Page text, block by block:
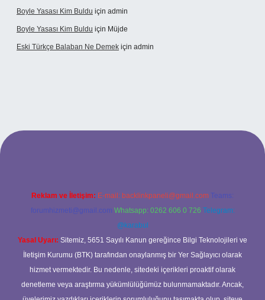
Boyle Yasası Kim Buldu için admin
Boyle Yasası Kim Buldu için Müjde
Eski Türkçe Balaban Ne Demek için admin
casino
Reklam ve İletişim: E-mail: backlinkpaneli@gmail.com Teams:
forumhizmeti@gmail.com Whatsapp: 0262 606 0 726 Telegram:
@karabul
Yasal Uyarı: Sitemiz, 5651 Sayılı Kanun gereğince Bilgi Teknolojileri ve
İletişim Kurumu (BTK) tarafından onaylanmış bir Yer Sağlayıcı olarak
hizmet vermektedir. Bu nedenle, sitedeki içerikleri proaktif olarak
denetleme veya araştırma yükümlülüğümüz bulunmamaktadır. Ancak,